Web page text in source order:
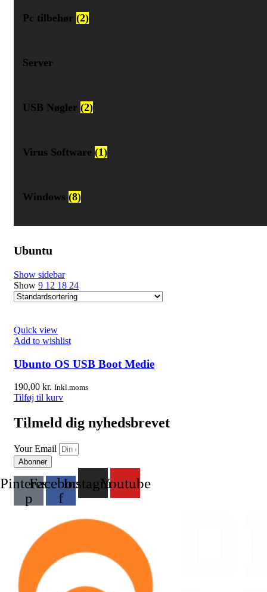
Pc tilbehør (2)
Server
USB Nøgler (2)
Virus Software (1)
Windows (8)
Ubuntu
Show sidebar
Show 9 12 18 24
Quick view
Add to wishlist
Ubunto OS USB Boot Medie
190,00 kr. Inkl.moms
Tilføj til kurv
Tilmeld dig nyhedsbrevet
Your Email
Abonner
Pinterest-
p
Facebook-
f
InstagramYoutube